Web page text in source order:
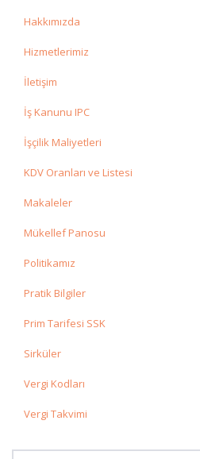
Hakkımızda
Hizmetlerimiz
İletişim
İş Kanunu IPC
İşçilik Maliyetleri
KDV Oranları ve Listesi
Makaleler
Mükellef Panosu
Politikamız
Pratik Bilgiler
Prim Tarifesi SSK
Sirküler
Vergi Kodları
Vergi Takvimi